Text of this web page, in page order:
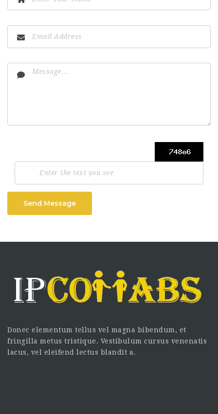
Send Message
Donec elementum tellus vel magna bibendum, et
fringilla metus tristique. Vestibulum cursus venenatis
lacus, vel eleifend lectus blandit a.